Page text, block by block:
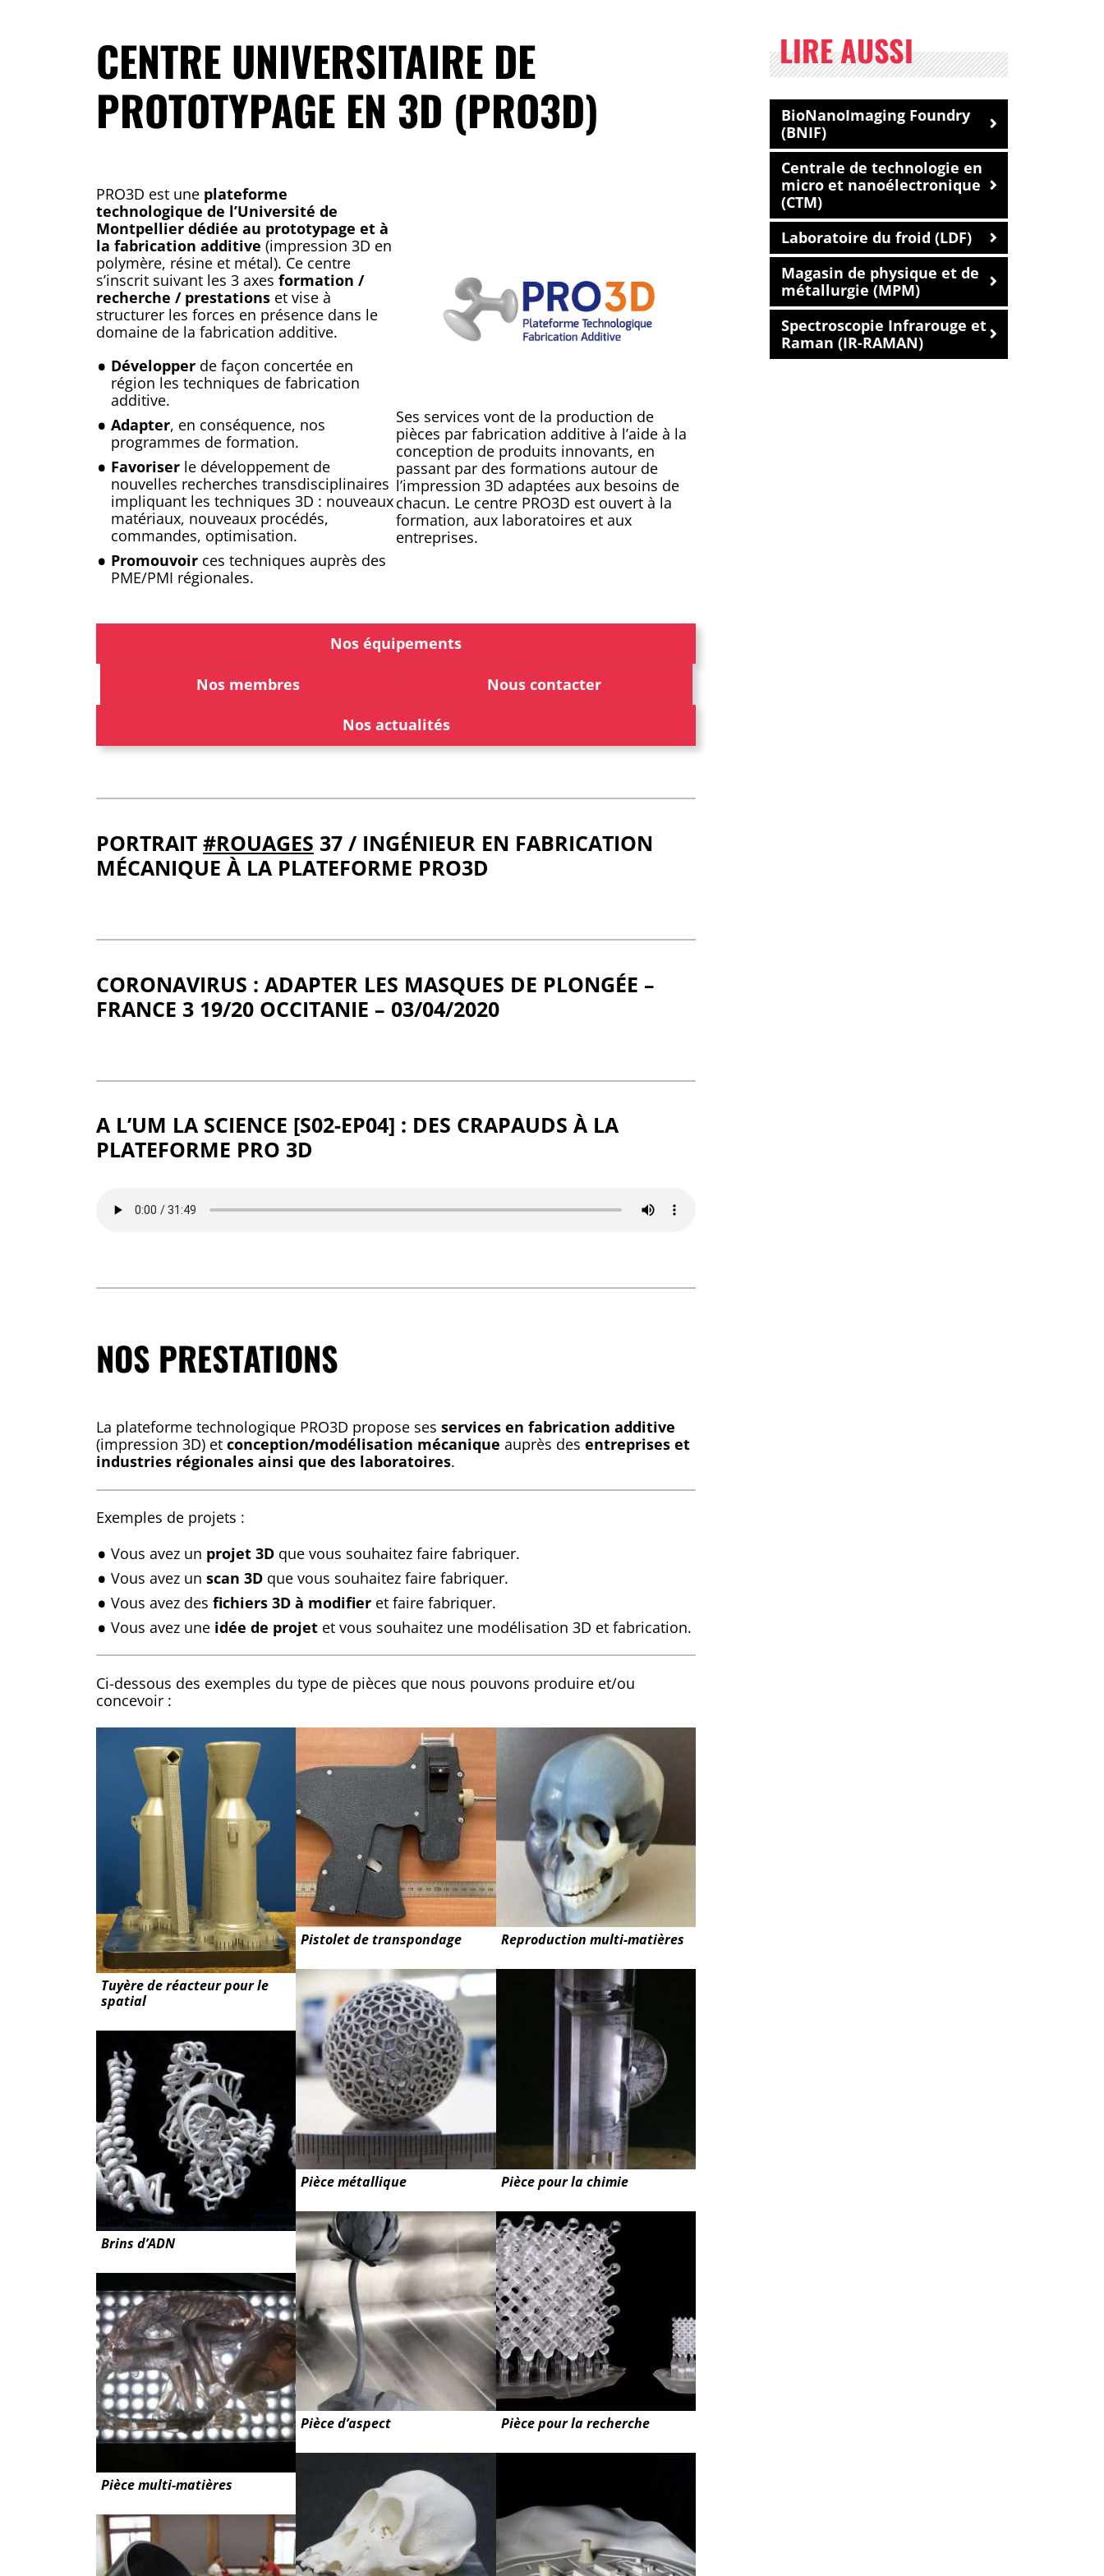
CENTRE UNIVERSITAIRE DE
PROTOTYPAGE EN 3D (PRO3D)
PRO3D est une plateforme
technologique de l’Université de
Montpellier dédiée au prototypage et à
la fabrication additive (impression 3D en
polymère, résine et métal). Ce centre
s’inscrit suivant les 3 axes formation /
recherche / prestations et vise à
structurer les forces en présence dans le
domaine de la fabrication additive.
Développer de façon concertée en
région les techniques de fabrication
additive.
Adapter, en conséquence, nos
programmes de formation.
Favoriser le développement de
nouvelles recherches transdisciplinaires
impliquant les techniques 3D : nouveaux
matériaux, nouveaux procédés,
commandes, optimisation.
Promouvoir ces techniques auprès des
PME/PMI régionales.
Ses services vont de la production de
pièces par fabrication additive à l’aide à la
conception de produits innovants, en
passant par des formations autour de
l’impression 3D adaptées aux besoins de
chacun. Le centre PRO3D est ouvert à la
formation, aux laboratoires et aux
entreprises.
Nos équipements
Nos membres Nous contacter
Nos actualités
PORTRAIT #ROUAGES 37 / INGÉNIEUR EN FABRICATION
MÉCANIQUE À LA PLATEFORME PRO3D
CORONAVIRUS : ADAPTER LES MASQUES DE PLONGÉE –
FRANCE 3 19/20 OCCITANIE – 03/04/2020
A L’UM LA SCIENCE [S02-EP04] : DES CRAPAUDS À LA
PLATEFORME PRO 3D
NOS PRESTATIONS
La plateforme technologique PRO3D propose ses services en fabrication additive
(impression 3D) et conception/modélisation mécanique auprès des entreprises et
industries régionales ainsi que des laboratoires.
Exemples de projets :
Vous avez un projet 3D que vous souhaitez faire fabriquer.
Vous avez un scan 3D que vous souhaitez faire fabriquer.
Vous avez des fichiers 3D à modifier et faire fabriquer.
Vous avez une idée de projet et vous souhaitez une modélisation 3D et fabrication.
Ci-dessous des exemples du type de pièces que nous pouvons produire et/ou
concevoir :
Tuyère de réacteur pour le
spatial
Brins d’ADN
Pièce multi-matières
Pistolet de transpondage
Pièce métallique
Pièce d’aspect
Reproduction multi-matières
Pièce pour la chimie
Pièce pour la recherche
LIRE AUSSI
BioNanoImaging Foundry
(BNIF)
Centrale de technologie en
micro et nanoélectronique
(CTM)
Laboratoire du froid (LDF)
Magasin de physique et de
métallurgie (MPM)
Spectroscopie Infrarouge et
Raman (IR-RAMAN)